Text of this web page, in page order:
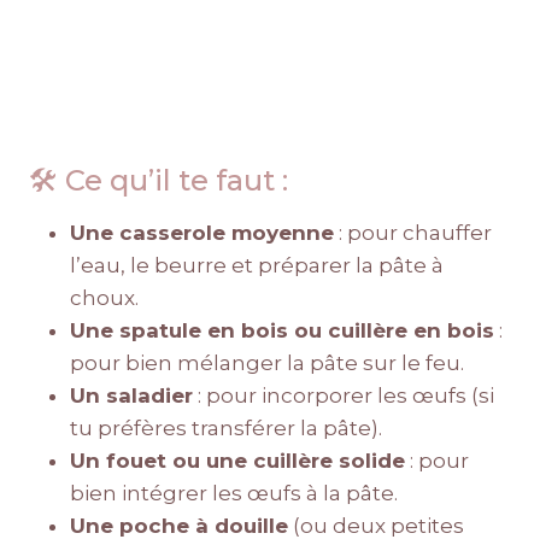
🛠️ Ce qu’il te faut :
Une casserole moyenne : pour chauffer
l’eau, le beurre et préparer la pâte à
choux.
Une spatule en bois ou cuillère en bois :
pour bien mélanger la pâte sur le feu.
Un saladier : pour incorporer les œufs (si
tu préfères transférer la pâte).
Un fouet ou une cuillère solide : pour
bien intégrer les œufs à la pâte.
Une poche à douille (ou deux petites